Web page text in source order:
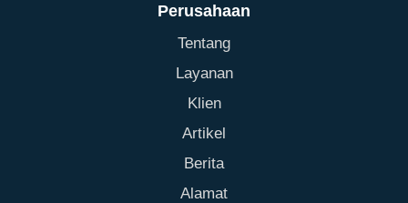
Perusahaan
Tentang
Layanan
Klien
Artikel
Berita
Alamat